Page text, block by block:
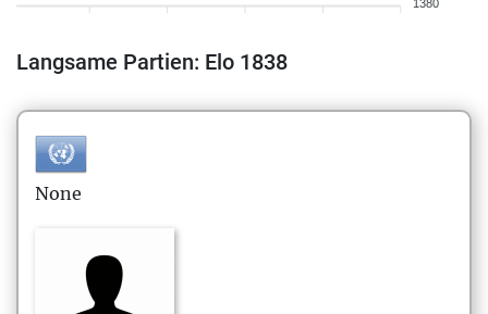
1380
Langsame Partien: Elo 1838
None